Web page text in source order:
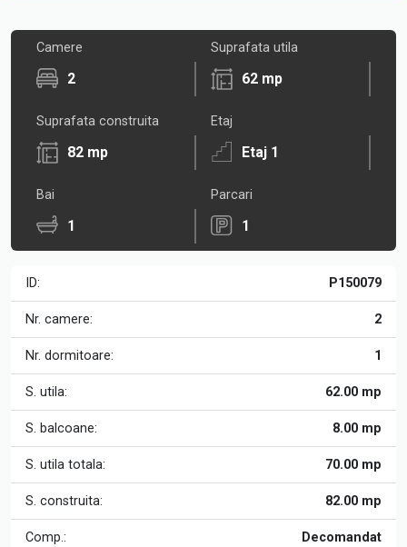
Camere
2
Suprafata utila
62 mp
Suprafata construita
82 mp
Etaj
Etaj 1
Bai
1
Parcari
1
ID: P150079
Nr. camere: 2
Nr. dormitoare: 1
S. utila: 62.00 mp
S. balcoane: 8.00 mp
S. utila totala: 70.00 mp
S. construita: 82.00 mp
Comp.: Decomandat